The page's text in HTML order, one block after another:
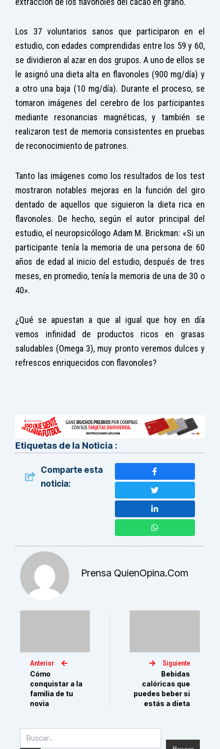
Los 37 voluntarios sanos que participaron en el
estudio, con edades comprendidas entre los 59 y 60,
se dividieron al azar en dos grupos. A uno de ellos se
le asignó una dieta alta en flavonoles (900 mg/día) y
a otro una baja (10 mg/día). Durante el proceso, se
tomaron imágenes del cerebro de los participantes
mediante resonancias magnéticas, y también se
realizaron test de memoria consistentes en pruebas
de reconocimiento de patrones.
Tanto las imágenes como los resultados de los test
mostraron notables mejoras en la función del giro
dentado de aquellos que siguieron la dieta rica en
flavonoles. De hecho, según el autor principal del
estudio, el neuropsicólogo Adam M. Brickman: «Si un
participante tenía la memoria de una persona de 60
años de edad al inicio del estudio, después de tres
meses, en promedio, tenía la memoria de una de 30 o
40».
¿Qué se apuestan a que al igual que hoy en día
vemos infinidad de productos ricos en grasas
saludables (Omega 3), muy pronto veremos dulces y
refrescos enriquecidos con flavonoles?
Etiquetas de la Noticia :
Comparte esta
noticia:
Prensa QuienOpina.com
Anterior
Cómo
conquistar a la
familia de tu
novia
Siguiente
Bebidas
calóricas que
puedes beber si
estás a dieta
por: